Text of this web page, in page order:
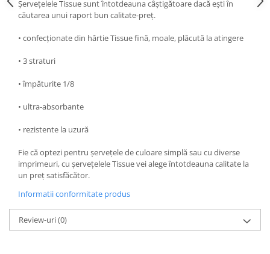
Șervețelele Tissue sunt întotdeauna câștigătoare dacă ești în
căutarea unui raport bun calitate-preț.
• confecționate din hârtie Tissue fină, moale, plăcută la atingere
• 3 straturi
• împăturite 1/8
• ultra-absorbante
• rezistente la uzură
Fie că optezi pentru șervețele de culoare simplă sau cu diverse
imprimeuri, cu șervețelele Tissue vei alege întotdeauna calitate la
un preț satisfăcător.
Informatii conformitate produs
Review-uri(0)